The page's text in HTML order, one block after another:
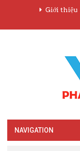
Giới thiệu
NAVIGATION